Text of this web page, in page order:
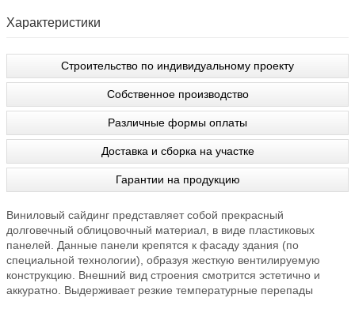
Характеристики
Строительство по индивидуальному проекту
Собственное производство
Различные формы оплаты
Доставка и сборка на участке
Гарантии на продукцию
Виниловый сайдинг представляет собой прекрасный
долговечный облицовочный материал, в виде пластиковых
панелей. Данные панели крепятся к фасаду здания (по
специальной технологии), образуя жесткую вентилируемую
конструкцию. Внешний вид строения смотрится эстетично и
аккуратно. Выдерживает резкие температурные перепады